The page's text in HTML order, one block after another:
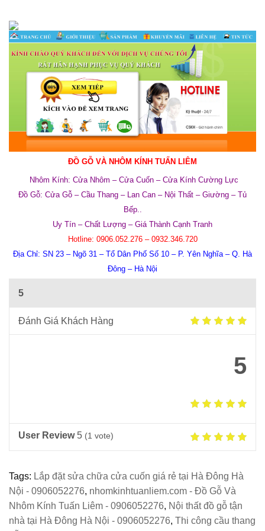
ĐỒ GỖ VÀ NHÔM KÍNH TUẤN LIÊM
Nhôm Kính: Cửa Nhôm – Cửa Cuốn – Cửa Kính Cường Lực
Đồ Gỗ: Cửa Gỗ – Cầu Thang – Lan Can – Nội Thất – Giường – Tủ
Bếp..
Uy Tín – Chất Lượng – Giá Thành Cạnh Tranh
Hotline: 0906.052.276 – 0932.346.720
Địa Chỉ: SN 23 – Ngõ 31 – Tổ Dân Phố Số 10 – P. Yên Nghĩa – Q. Hà
Đông – Hà Nội
5
Đánh Giá Khách Hàng
5
User Review 5 (1 vote)
Tags: Lắp đặt sửa chữa cửa cuốn giá rẻ tại Hà Đông Hà
Nội - 0906052276, nhomkinhtuanliem.com - Đồ Gỗ Và
Nhôm Kính Tuấn Liêm - 0906052276, Nội thất đồ gỗ tận
nhà tại Hà Đông Hà Nội - 0906052276, Thi công cầu thang